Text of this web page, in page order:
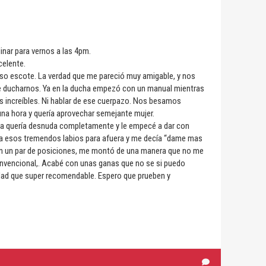
para vernos a las 4pm.
escote. La verdad que me pareció muy amigable, y nos
Ya en la ducha empezó con un manual mientras
Ni hablar de ese cuerpazo. Nos besamos
hora y quería aprovechar semejante mujer.
quería desnuda completamente y le empecé a dar con
tremendos labios para afuera y me decía “dame mas
par de posiciones, me montó de una manera que no me
Acabé con unas ganas que no se si puedo
que super recomendable. Espero que prueben y